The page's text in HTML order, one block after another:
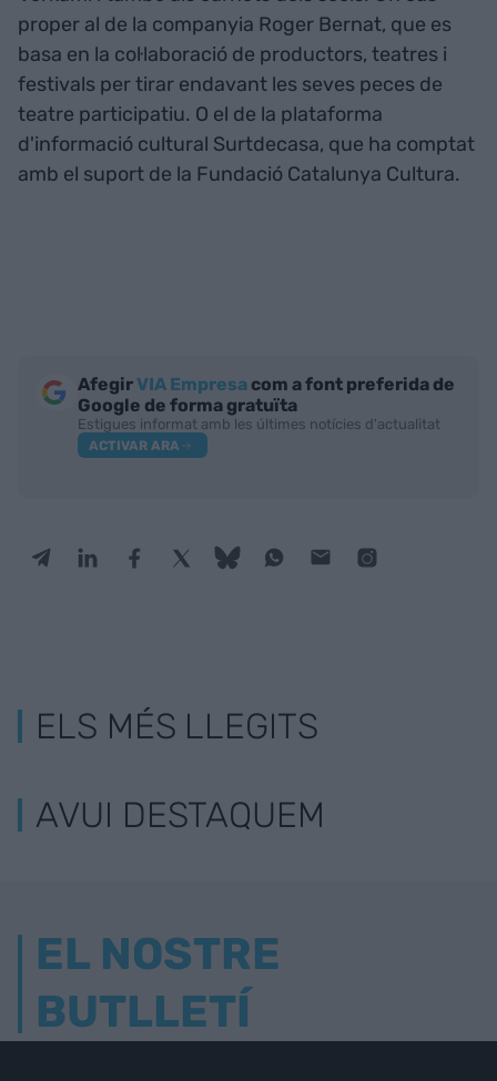
proper al de la companyia Roger Bernat, que es
basa en la col·laboració de productors, teatres i
festivals per tirar endavant les seves peces de
teatre participatiu. O el de la plataforma
d'informació cultural Surtdecasa, que ha comptat
amb el suport de la Fundació Catalunya Cultura.
AfegirVIA Empresa com a font preferida de
Google de forma gratuïta
Estigues informat amb les últimes notícies d'actualitat
ACTIVAR ARA
ELS MÉS LLEGITS
AVUI DESTAQUEM
EL NOSTRE
BUTLLETÍ